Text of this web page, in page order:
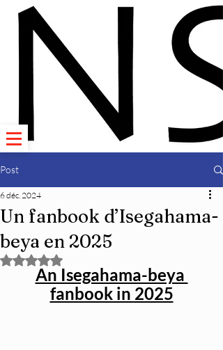
Post
Un fanbook d’Isegahama-
beya en 2025
6 déc. 2024
Noté NaN étoiles sur 5.
An Isegahama-beya
fanbook in 2025